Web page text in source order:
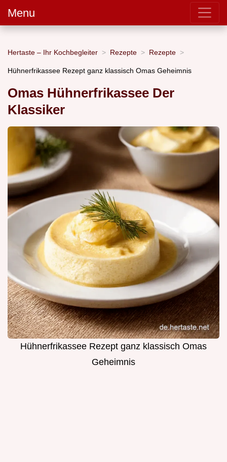
Menu
Hertaste – Ihr Kochbegleiter Rezepte Rezepte
Hühnerfrikassee Rezept ganz klassisch Omas Geheimnis
Omas Hühnerfrikassee Der
Klassiker
Hühnerfrikassee Rezept ganz klassisch Omas
Geheimnis